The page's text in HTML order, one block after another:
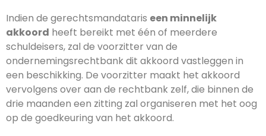
Indien de gerechtsmandataris een minnelijk
akkoord heeft bereikt met één of meerdere
schuldeisers, zal de voorzitter van de
ondernemingsrechtbank dit akkoord vastleggen in
een beschikking. De voorzitter maakt het akkoord
vervolgens over aan de rechtbank zelf, die binnen de
drie maanden een zitting zal organiseren met het oog
op de goedkeuring van het akkoord.